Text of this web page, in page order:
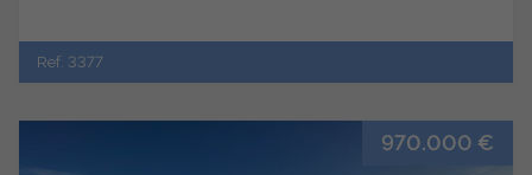
Ref. 3377
970.000 €